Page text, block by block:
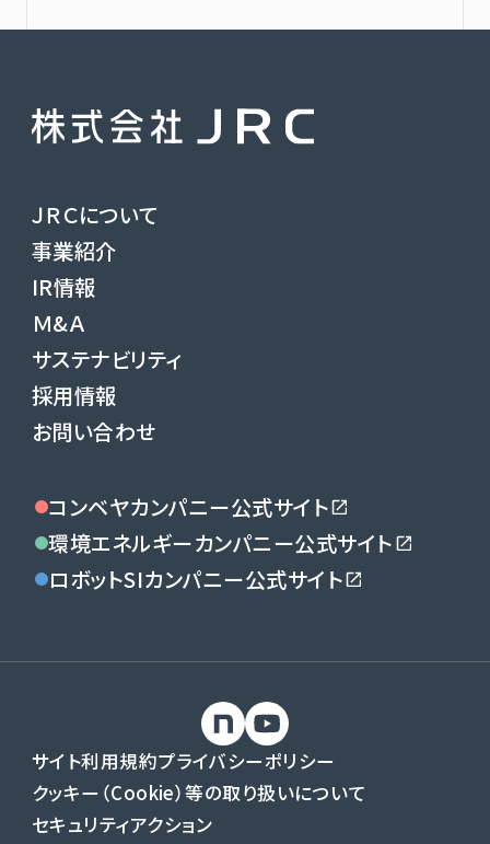
ＪＲＣについて
事業紹介
IR情報
Ｍ&Ａ
サステナビリティ
採用情報
お問い合わせ
コンベヤカンパニー公式サイト
環境エネルギーカンパニー公式サイト
ロボットSIカンパニー公式サイト
サイト利用規約プライバシーポリシー
クッキー（Cookie）等の取り扱いについて
セキュリティアクション